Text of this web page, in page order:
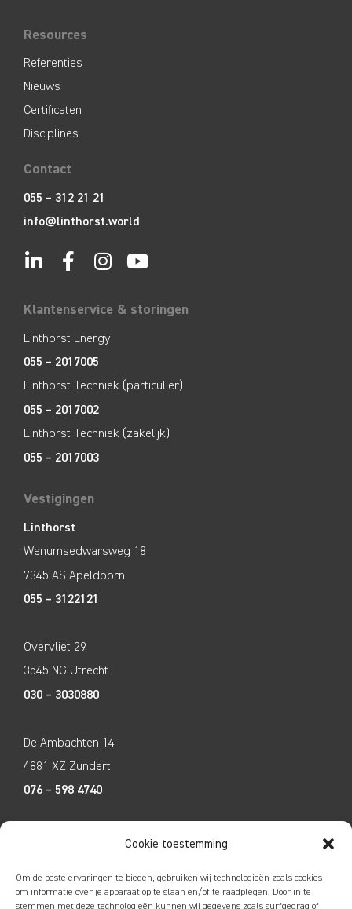
Cookie toestemming
Om de beste ervaringen te bieden, gebruiken wij technologieën zoals cookies
om informatie over je apparaat op te slaan en/of te raadplegen. Door in te
stemmen met deze technologieën kunnen wij gegevens zoals surfgedrag of
Resources
Referenties
Nieuws
Certificaten
Disciplines
Contact
055 – 312 21 21
info@linthorst.world
Klantenservice & storingen
Linthorst Energy
055 – 2017005
Linthorst Techniek (particulier)
055 – 2017002
Linthorst Techniek (zakelijk)
055 – 2017003
Vestigingen
Linthorst
Wenumsedwarsweg 18
7345 AS Apeldoorn
055 – 3122121
Overvliet 29
3545 NG Utrecht
030 – 3030880
De Ambachten 14
4881 XZ Zundert
076 – 598 4740
6365 ET Schinnen